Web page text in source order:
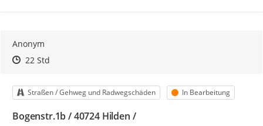
Anonym
Zeitpunkt des Erstellens
Zeitpunkt des Erstellens
22 StdZur Äußerung
Kategorie
Straßen / Gehweg und Radwegschäden Status
In Bearbeitung
Bogenstr.1b / 40724 Hilden /